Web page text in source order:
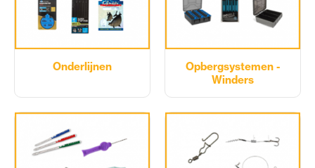
Onderlijnen
Opbergsystemen -
Winders